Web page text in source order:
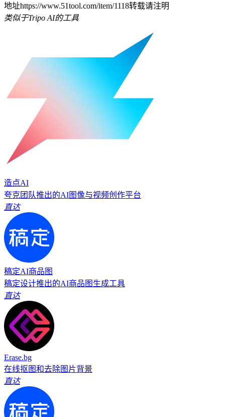
地址https://www.51tool.com/item/1118转载请注明
类似于Tripo AI的工具
造点AI
夸克团队推出的AI图像与视频创作平台
直达
稿定AI商品图
稿定设计推出的AI商品图生成工具
直达
Erase.bg
在线抠图和去除图片背景
直达